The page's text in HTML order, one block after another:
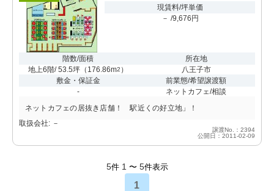
現賃料/坪単価
－ /9,676円
階数/面積
地上6階/ 53.5坪 （ 176.86m2 ）
所在地
八王子市
敷金・保証金
-
前業態/希望譲渡額
ネットカフェ/相談
ネットカフェの居抜き店舗！ 駅近くの好立地」！
取扱会社: －
譲渡No.：2394
公開日：2011-02-09
5件 1 〜 5件表示
1